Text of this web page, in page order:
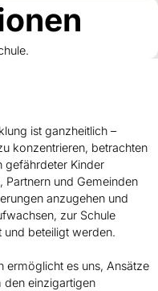
ist ganzheitlich –
konzentrieren, betrachten
gefährdeter Kinder
Partnern und Gemeinden
anzugehen und
zur Schule
beteiligt werden.
ermöglicht es uns, Ansätze
den einzigartigen